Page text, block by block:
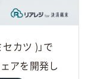
カツ )」で
アを開発し